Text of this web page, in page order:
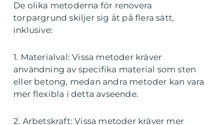
De olika metoderna för renovera
torpargrund skiljer sig åt på flera sätt,
inklusive:
1. Materialval: Vissa metoder kräver
användning av specifika material som sten
eller betong, medan andra metoder kan vara
mer flexibla i detta avseende.
2. Arbetskraft: Vissa metoder kräver mer